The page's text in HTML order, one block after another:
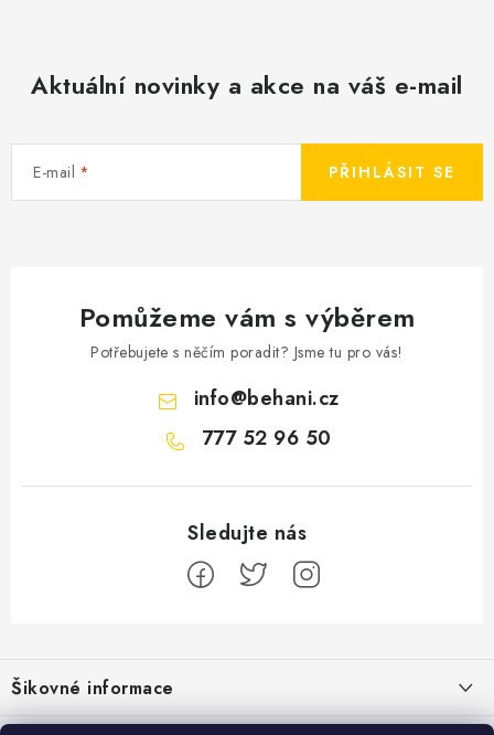
Aktuální novinky a akce na váš e-mail
E-mail PŘIHLÁSIT SE
Pomůžeme vám s výběrem
Potřebujete s něčím poradit? Jsme tu pro vás!
info@behani.cz
777 52 96 50
á
pŠikovné informace
Ceník dopravy